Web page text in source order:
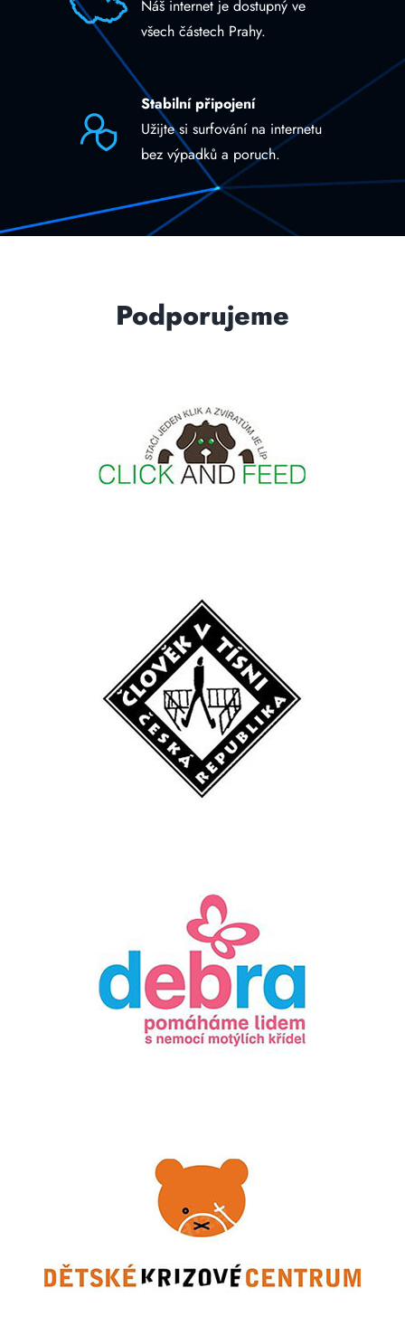
Náš internet je dostupný ve
všech částech Prahy.
Stabilní připojení
Užijte si surfování na internetu
bez výpadků a poruch.
Podporujeme